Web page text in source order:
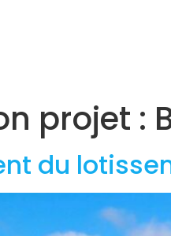
projet :
du